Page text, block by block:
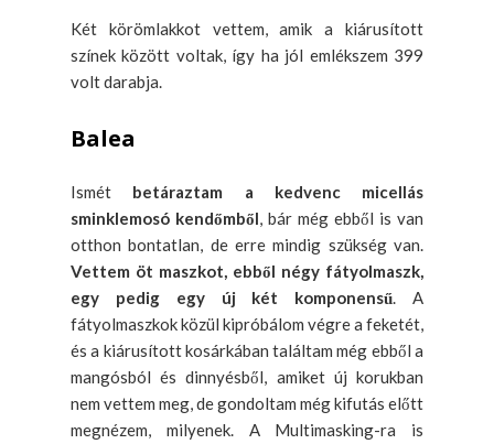
Két körömlakkot vettem, amik a kiárusított
színek között voltak, így ha jól emlékszem 399
volt darabja.
Balea
Ismét betáraztam a kedvenc micellás
sminklemosó kendőmből , bár még ebből is van
otthon bontatlan, de erre mindig szükség van.
Vettem öt maszkot, ebből négy fátyolmaszk,
egy pedig egy új két komponensű . A
fátyolmaszkok közül kipróbálom végre a feketét,
és a kiárusított kosárkában találtam még ebből a
mangósból és dinnyésből, amiket új korukban
nem vettem meg, de gondoltam még kifutás előtt
megnézem, milyenek. A Multimasking-ra is